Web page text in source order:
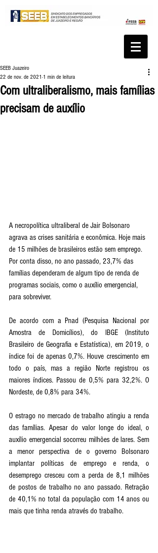
Com ultraliberalismo, mais famílias
precisam de auxílio
SEEB Juazeiro
22 de nov. de 2021 1 min de leitura
A necropolítica ultraliberal de Jair Bolsonaro
agrava as crises sanitária e econômica. Hoje mais
de 15 milhões de brasileiros estão sem emprego.
Por conta disso, no ano passado, 23,7% das
famílias dependeram de algum tipo de renda de
programas sociais, como o auxílio emergencial,
para sobreviver.
De acordo com a Pnad (Pesquisa Nacional por
Amostra de Domicílios), do IBGE (Instituto
Brasileiro de Geografia e Estatística), em 2019, o
índice foi de apenas 0,7%. Houve crescimento em
todo o país, mas a região Norte registrou os
maiores índices. Passou de 0,5% para 32,2%. O
Nordeste, de 0,8% para 34%.
O estrago no mercado de trabalho atingiu a renda
das famílias. Apesar do valor longe do ideal, o
auxílio emergencial socorreu milhões de lares. Sem
a menor perspectiva de o governo Bolsonaro
implantar políticas de emprego e renda, o
desemprego cresceu com a perda de 8,1 milhões
de postos de trabalho no ano passado. Retração
de 40,1% no total da população com 14 anos ou
mais que tinha renda através do trabalho.